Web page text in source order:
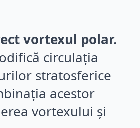
vortexul polar.
circulația
stratosferice
acestor
vortexului și